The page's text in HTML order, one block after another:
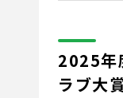
2025年
ラブ大